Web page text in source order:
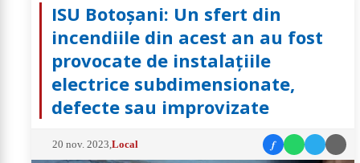
ISU Botoșani: Un sfert din
incendiile din acest an au fost
provocate de instalațiile
electrice subdimensionate,
defecte sau improvizate
20 nov. 2023 ,Local f